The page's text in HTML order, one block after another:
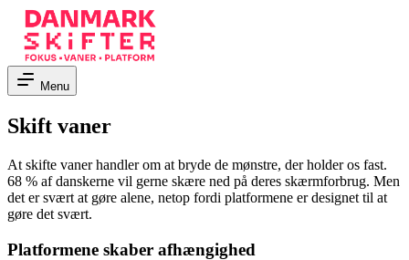
Menu
Skift vaner
At skifte vaner handler om at bryde de mønstre, der holder os fast.
68 % af danskerne vil gerne skære ned på deres skærmforbrug. Men
det er svært at gøre alene, netop fordi platformene er designet til at
gøre det svært.
Platformene skaber afhængighed